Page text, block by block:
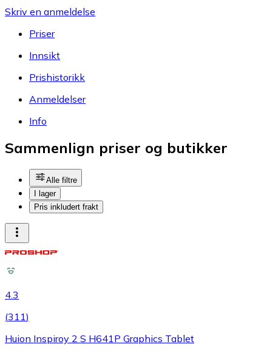
Skriv en anmeldelse
Priser
Innsikt
Prishistorikk
Anmeldelser
Info
Sammenlign priser og butikker
Alle filtre
I lager
Pris inkludert frakt
4.3
(311)
Huion Inspiroy 2 S H641P Graphics Tablet